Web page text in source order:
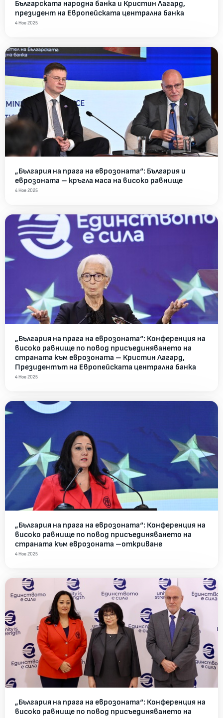
Българската народна банка и Кристин Лагард,
президент на Европейската централна банка
4 Ное 2025
„България на прага на еврозоната“: България и
еврозоната – кръгла маса на високо равнище
4 Ное 2025
„България на прага на еврозоната“: Конференция на
високо равнище по повод присъединяването на
страната към еврозоната – Кристин Лагард,
Президентът на Европейската централна банка
4 Ное 2025
„България на прага на еврозоната“: Конференция на
високо равнище по повод присъединяването на
страната към еврозоната –откриване
4 Ное 2025
„България на прага на еврозоната“: Конференция на
високо равнище по повод присъединяването на